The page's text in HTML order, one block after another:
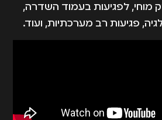
מוחי, לפגיעות בעמוד השדרה,
פגיעות רב מערכתיות, ועוד.